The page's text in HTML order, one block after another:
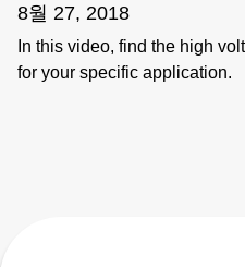
8월 27, 2018
In this video, find the high
for your specific application.